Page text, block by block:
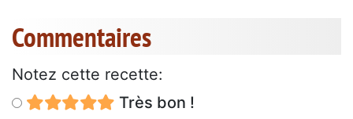
Commentaires
Notez cette recette:
Très bon !